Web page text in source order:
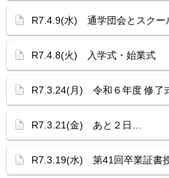
R7.4.9(水) 通学団会とスクー
R7.4.8(火) 入学式・始業式
R7.3.24(月) 令和６年度 修了
R7.3.21(金) あと２日…
R7.3.19(水) 第41回卒業証書